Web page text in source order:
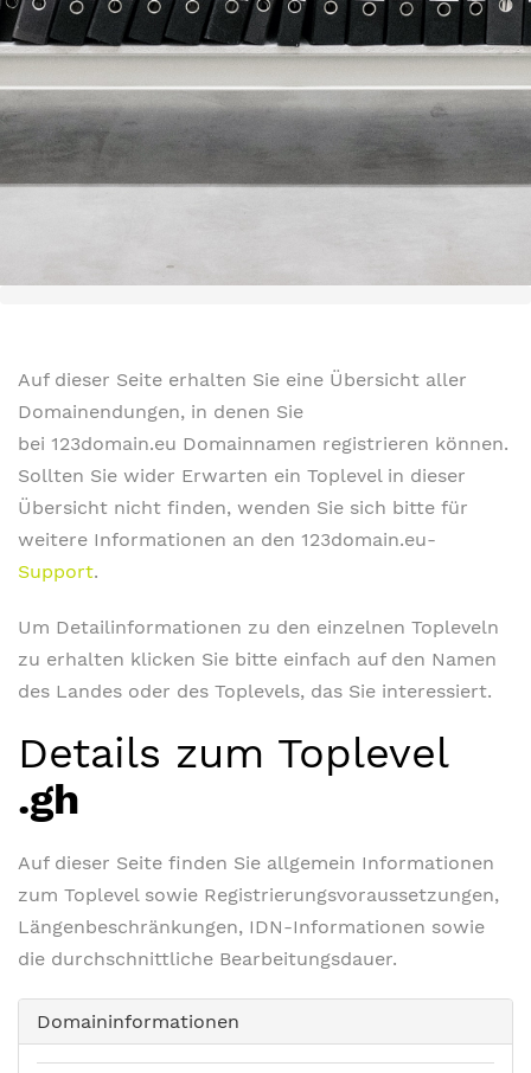
Auf dieser Seite erhalten Sie eine Übersicht aller
Domainendungen, in denen Sie
bei 123domain.eu Domainnamen registrieren können.
Sollten Sie wider Erwarten ein Toplevel in dieser
Übersicht nicht finden, wenden Sie sich bitte für
weitere Informationen an den 123domain.eu-
Support.
Um Detailinformationen zu den einzelnen Topleveln
zu erhalten klicken Sie bitte einfach auf den Namen
des Landes oder des Toplevels, das Sie interessiert.
Details zum Toplevel
.gh
Auf dieser Seite finden Sie allgemein Informationen
zum Toplevel sowie Registrierungsvoraussetzungen,
Längenbeschränkungen, IDN-Informationen sowie
die durchschnittliche Bearbeitungsdauer.
Domaininformationen